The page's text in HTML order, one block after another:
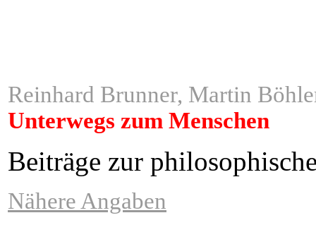
Reinhard Brunner, Martin
Unterwegs zum Menschen
Beiträge zur
Nähere Angaben